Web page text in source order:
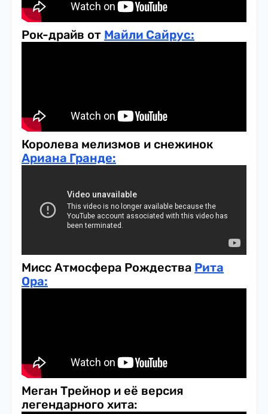
Рок-драйв от Майли Сайрус:
Королева мелизмов и снежинок
Ариана Гранде:
Мисс Атмосфера Рождества Рита
Ора:
Меган Трейнор и её версия
легендарного хита: